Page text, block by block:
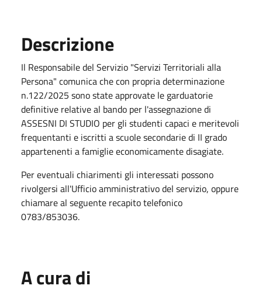
Descrizione
Il Responsabile del Servizio "Servizi Territoriali alla
Persona" comunica che con propria determinazione
n.122/2025 sono state approvate le garduatorie
definitive relative al bando per l'assegnazione di
ASSESNI DI STUDIO per gli studenti capaci e meritevoli
frequentanti e iscritti a scuole secondarie di II grado
appartenenti a famiglie economicamente disagiate.
Per eventuali chiarimenti gli interessati possono
rivolgersi all'Ufficio amministrativo del servizio, oppure
chiamare al seguente recapito telefonico
0783/853036.
A cura di